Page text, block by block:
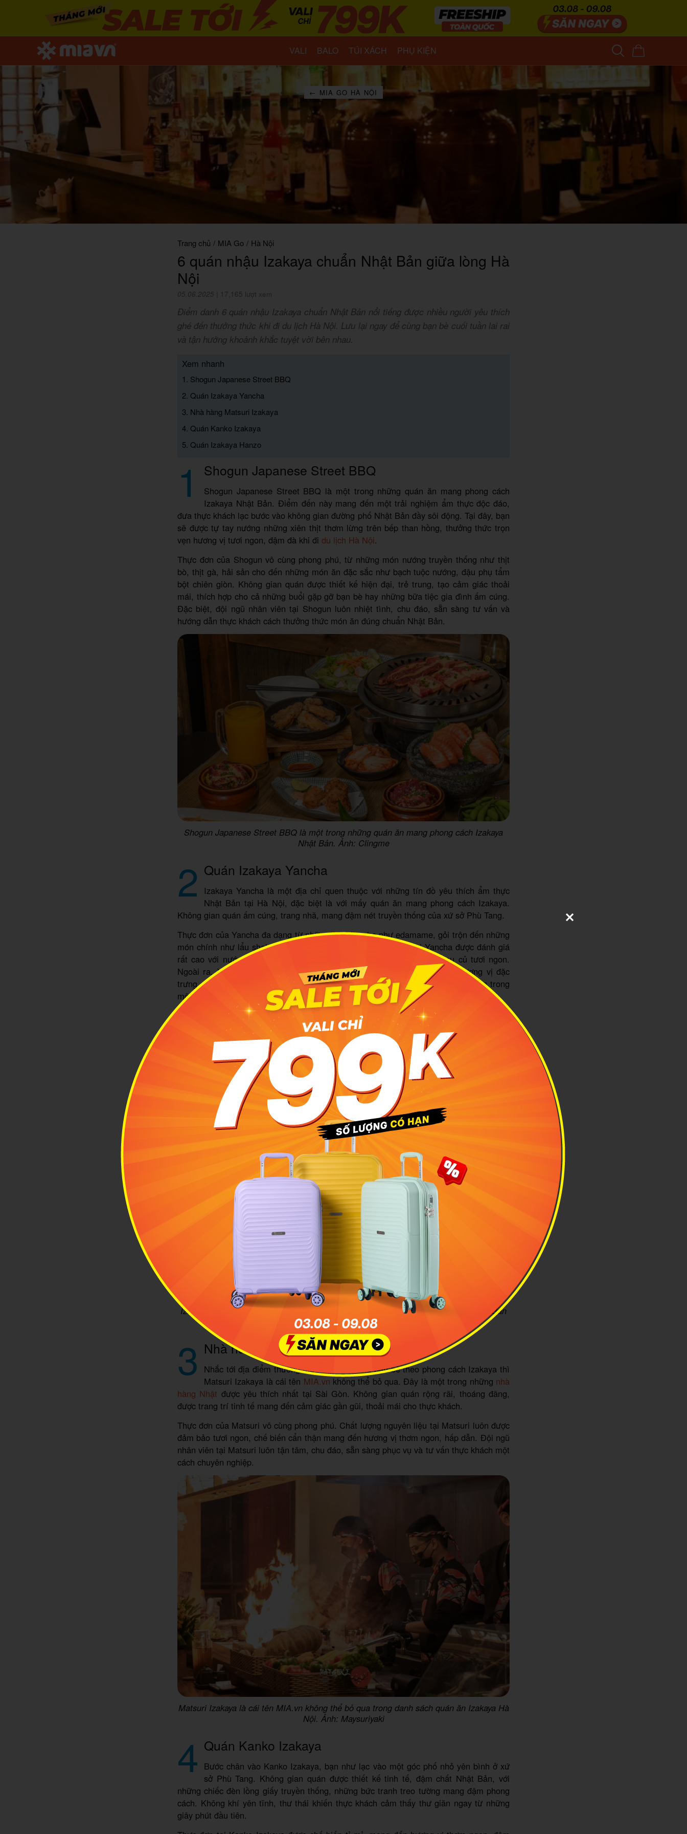
VALI BALO TÚI XÁCH PHỤ KIỆN
← MIA GO HÀ NỘI
Trang chủ / MIA Go / Hà Nội
6 quán nhậu Izakaya chuẩn Nhật Bản giữa lòng Hà
Nội
05.06.2025 17,165 lượt xem
Điểm danh 6 quán nhậu Izakaya chuẩn Nhật Bản nổi tiếng được nhiều người yêu thích
ghé đến thưởng thức khi đi du lịch Hà Nội. Lưu lại ngay để cùng bạn bè cuối tuần lai rai
và tận hưởng khoảnh khắc tuyệt vời bên nhau.
Xem nhanh
1. Shogun Japanese Street BBQ
2. Quán Izakaya Yancha
3. Nhà hàng Matsuri Izakaya
4. Quán Kanko Izakaya
5. Quán Izakaya Hanzo
1 Shogun Japanese Street BBQ
Shogun Japanese Street BBQ là một trong những quán ăn mang phong cách
Izakaya Nhật Bản. Điểm đến này mang đến một trải nghiệm ẩm thực độc đáo,
đưa thực khách lạc bước vào không gian đường phố Nhật Bản đầy sôi động. Tại đây, bạn
sẽ được tự tay nướng những xiên thịt thơm lừng trên bếp than hồng, thưởng thức trọn
vẹn hương vị tươi ngon, đậm đà khi đi du lịch Hà Nội.
Thực đơn của Shogun vô cùng phong phú, từ những món nướng truyền thống như thịt
bò, thịt gà, hải sản cho đến những món ăn đặc sắc như bạch tuộc nướng, đậu phụ tẩm
bột chiên giòn. Không gian quán được thiết kế hiện đại, trẻ trung, tạo cảm giác thoải
mái, thích hợp cho cả những buổi gặp gỡ bạn bè hay những bữa tiệc gia đình ấm cúng.
Đặc biệt, đội ngũ nhân viên tại Shogun luôn nhiệt tình, chu đáo, sẵn sàng tư vấn và
hướng dẫn thực khách cách thưởng thức món ăn đúng chuẩn Nhật Bản.
Shogun Japanese Street BBQ là một trong những quán ăn mang phong cách Izakaya
Nhật Bản. Ảnh: Clingme
2 Quán Izakaya Yancha
Izakaya Yancha là một địa chỉ quen thuộc với những tín đồ yêu thích ẩm thực
Nhật Bản tại Hà Nội, đặc biệt là với mấy quán ăn mang phong cách Izakaya.
Không gian quán ấm cúng, trang nhã, mang đậm nét truyền thống của xứ sở Phù Tang.
Thực đơn của Yancha đa dạng từ những món ăn nhẹ như edamame, gỏi trộn đến những
món chính như lẩu shabu-shabu, sashimi tươi ngon. Món lẩu tại Yancha được đánh giá
rất cao với nước dùng đậm đà, thanh ngọt cùng hải sản tươi sống, rau củ tươi ngon.
Ngoài ra, Yancha còn nổi tiếng với những món cocktail độc đáo, mang hương vị đặc
trưng của Nhật Bản. Đây là điểm đến lý tưởng để thưởng thức ẩm thực Nhật Bản trong
một không gian ấm cúng, lãng mạn.
Izakaya Yancha là một địa chỉ quen thuộc với những tín đồ yêu thích ẩm thực Nhật Bản
tại Hà Nội. Ảnh: MoMo
3 Nhà hàng Matsuri Izakaya
Nhắc tới địa điểm thưởng thức món ăn cùng bạn bè theo phong cách Izakaya thì
Matsuri Izakaya là cái tên MIA.vn không thể bỏ qua. Đây là một trong những nhà
hàng Nhật được yêu thích nhất tại Sài Gòn. Không gian quán rộng rãi, thoáng đãng,
được trang trí tinh tế mang đến cảm giác gần gũi, thoải mái cho thực khách.
Thực đơn của Matsuri vô cùng phong phú. Chất lượng nguyên liệu tại Matsuri luôn được
đảm bảo tươi ngon, chế biến cẩn thận mang đến hương vị thơm ngon, hấp dẫn. Đội ngũ
nhân viên tại Matsuri luôn tận tâm, chu đáo, sẵn sàng phục vụ và tư vấn thực khách một
cách chuyên nghiệp.
Matsuri Izakaya là cái tên MIA.vn không thể bỏ qua trong danh sách quán ăn Izakaya Hà
Nội. Ảnh: Maysuriyaki
4 Quán Kanko Izakaya
Bước chân vào Kanko Izakaya, bạn như lạc vào một góc phố nhỏ yên bình ở xứ
sở Phù Tang. Không gian quán được thiết kế tinh tế, đậm chất Nhật Bản, với
những chiếc đèn lồng giấy truyền thống, những bức tranh treo tường mang đậm phong
cách. Không khí yên tĩnh, thư thái khiến thực khách cảm thấy thư giãn ngay từ những
giây phút đầu tiên.